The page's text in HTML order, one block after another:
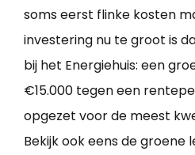
soms eerst flinke kosten
investering nu te groot is
bij het Energiehuis: een
€15.000 tegen een
opgezet voor de meest
Bekijk ook eens de groene